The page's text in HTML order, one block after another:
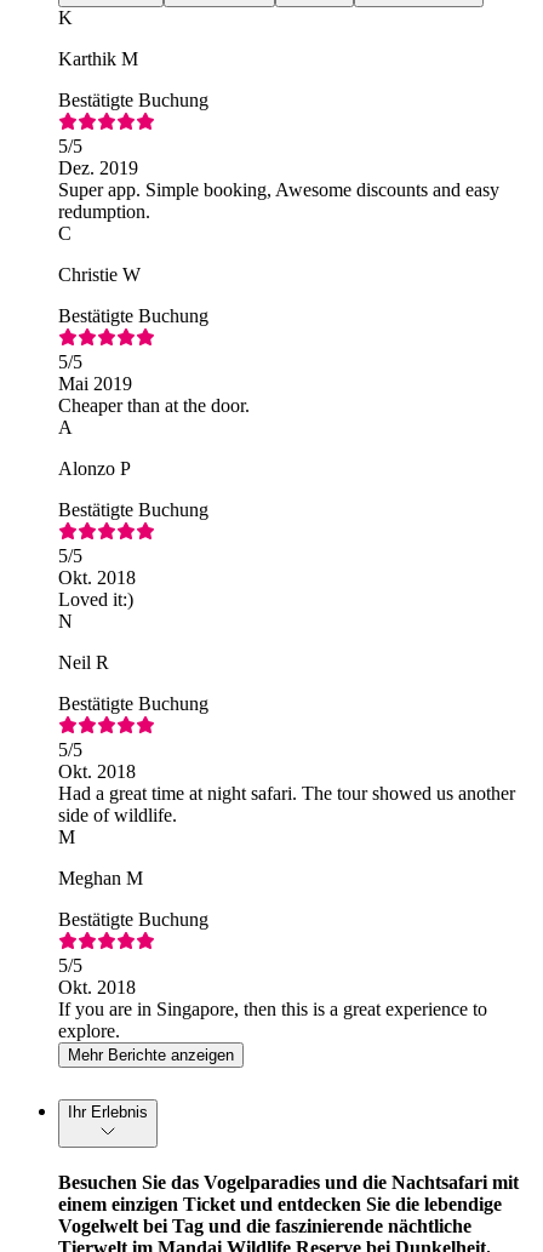
K
Karthik M
Bestätigte Buchung
5/5
Dez. 2019
Super app. Simple booking, Awesome discounts and easy
redumption.
C
Christie W
Bestätigte Buchung
5/5
Mai 2019
Cheaper than at the door.
A
Alonzo P
Bestätigte Buchung
5/5
Okt. 2018
Loved it:)
N
Neil R
Bestätigte Buchung
5/5
Okt. 2018
Had a great time at night safari. The tour showed us another
side of wildlife.
M
Meghan M
Bestätigte Buchung
5/5
Okt. 2018
If you are in Singapore, then this is a great experience to
explore.
Mehr Berichte anzeigen
Ihr Erlebnis
Besuchen Sie das Vogelparadies und die Nachtsafari mit
einem einzigen Ticket und entdecken Sie die lebendige
Vogelwelt bei Tag und die faszinierende nächtliche
Tierwelt im Mandai Wildlife Reserve bei Dunkelheit.